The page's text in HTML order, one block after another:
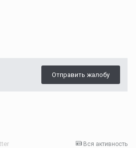
Отправить жалобу
Вся активность